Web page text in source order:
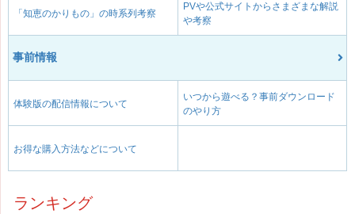
「知恵のかりもの」の時系列考察
PVや公式サイトからさまざまな解説
や考察
事前情報
体験版の配信情報について
いつから遊べる？事前ダウンロード
のやり方
お得な購入方法などについて
ランキング